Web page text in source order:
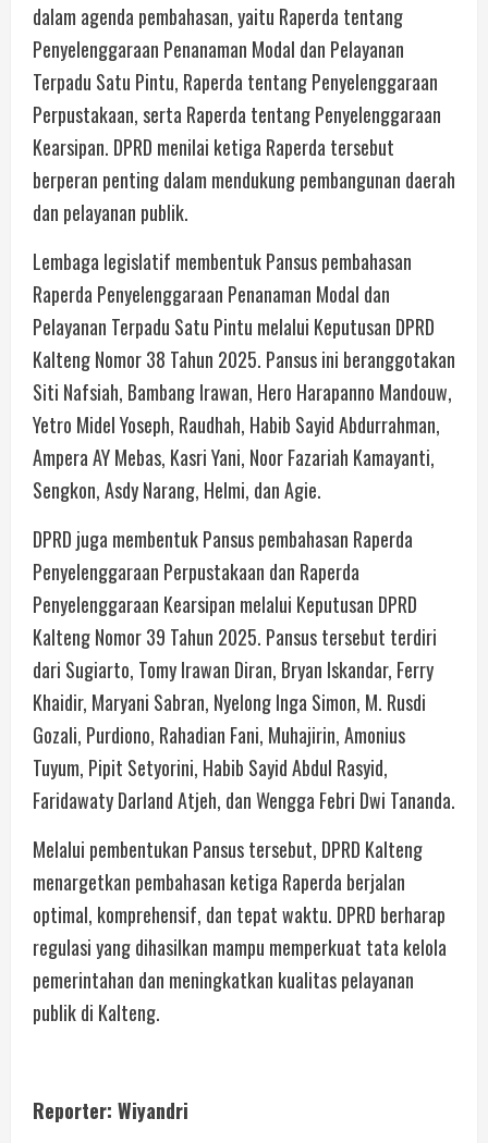
dalam agenda pembahasan, yaitu Raperda tentang
Penyelenggaraan Penanaman Modal dan Pelayanan
Terpadu Satu Pintu, Raperda tentang Penyelenggaraan
Perpustakaan, serta Raperda tentang Penyelenggaraan
Kearsipan. DPRD menilai ketiga Raperda tersebut
berperan penting dalam mendukung pembangunan daerah
dan pelayanan publik.
Lembaga legislatif membentuk Pansus pembahasan
Raperda Penyelenggaraan Penanaman Modal dan
Pelayanan Terpadu Satu Pintu melalui Keputusan DPRD
Kalteng Nomor 38 Tahun 2025. Pansus ini beranggotakan
Siti Nafsiah, Bambang Irawan, Hero Harapanno Mandouw,
Yetro Midel Yoseph, Raudhah, Habib Sayid Abdurrahman,
Ampera AY Mebas, Kasri Yani, Noor Fazariah Kamayanti,
Sengkon, Asdy Narang, Helmi, dan Agie.
DPRD juga membentuk Pansus pembahasan Raperda
Penyelenggaraan Perpustakaan dan Raperda
Penyelenggaraan Kearsipan melalui Keputusan DPRD
Kalteng Nomor 39 Tahun 2025. Pansus tersebut terdiri
dari Sugiarto, Tomy Irawan Diran, Bryan Iskandar, Ferry
Khaidir, Maryani Sabran, Nyelong Inga Simon, M. Rusdi
Gozali, Purdiono, Rahadian Fani, Muhajirin, Amonius
Tuyum, Pipit Setyorini, Habib Sayid Abdul Rasyid,
Faridawaty Darland Atjeh, dan Wengga Febri Dwi Tananda.
Melalui pembentukan Pansus tersebut, DPRD Kalteng
menargetkan pembahasan ketiga Raperda berjalan
optimal, komprehensif, dan tepat waktu. DPRD berharap
regulasi yang dihasilkan mampu memperkuat tata kelola
pemerintahan dan meningkatkan kualitas pelayanan
publik di Kalteng.
Reporter: Wiyandri